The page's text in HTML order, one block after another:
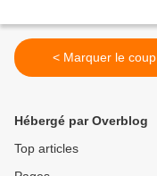
< Marquer le coup
Hébergé par Overblog
Top articles